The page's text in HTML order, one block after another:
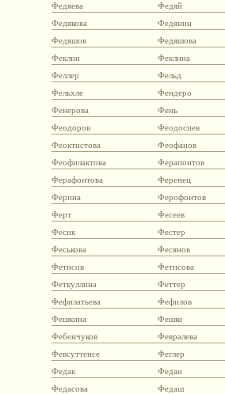
Федяева
Федяй
Федякова
Федянин
Федяшов
Федяшова
Феклин
Феклина
Феллер
Фельд
Фельхле
Фендеро
Фенерова
Фень
Феодоров
Феодосиев
Феоктистова
Феофанов
Феофилактова
Ферапонтов
Ферафонтова
Ференец
Ферина
Ферофонтов
Ферт
Фесеев
Фесик
Фестер
Феськова
Фесянов
Фетисов
Фетисова
Феткуллина
Феттер
Фефилатьева
Фефилов
Фешкина
Фешко
Фебенчуков
Февралева
Февсуттенсе
Феглер
Федак
Федан
Федасова
Федаш